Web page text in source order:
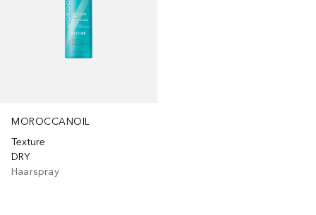
MOROCCANOIL
Texture
DRY
Haarspray